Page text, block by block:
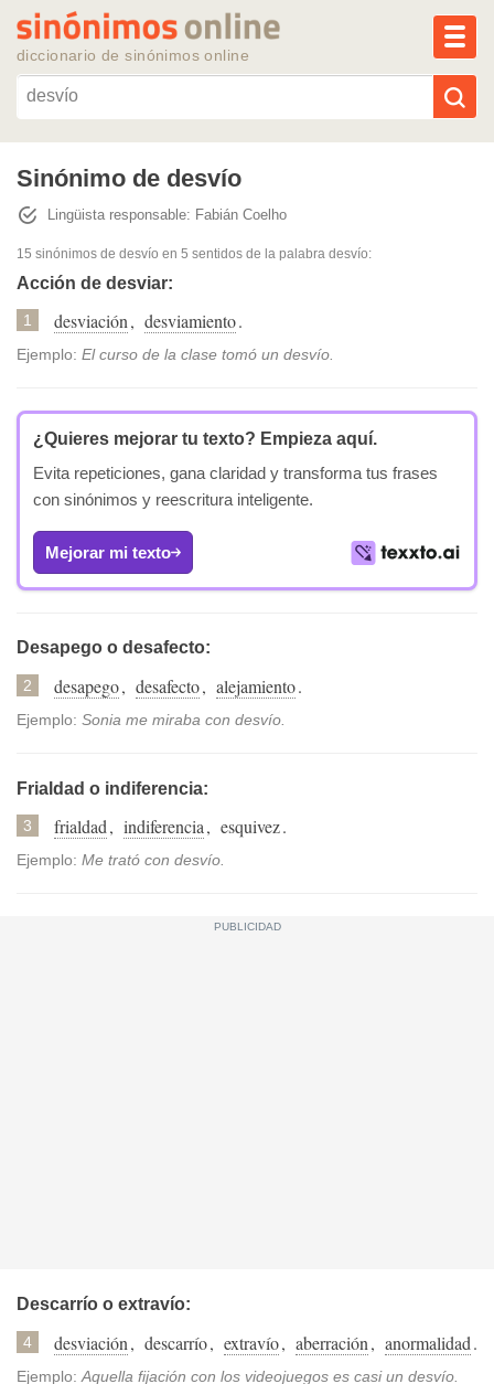
diccionario de sinónimos online
Reescribir texto con IA
Sinónimos populares
Temas recientes
Sinónimo de desvío
Lingüista responsable: Fabián Coelho
15 sinónimos de desvío en 5 sentidos de la palabra desvío:
Acción de desviar:
1 desviación, desviamiento.
Ejemplo: El curso de la clase tomó un desvío.
¿Quieres mejorar tu texto? Empieza aquí.
Evita repeticiones, gana claridad y transforma tus frases
con sinónimos y reescritura inteligente.
Mejorar mi texto
Desapego o desafecto:
2 desapego, desafecto, alejamiento.
Ejemplo: Sonia me miraba con desvío.
Frialdad o indiferencia:
3 frialdad, indiferencia, esquivez.
Ejemplo: Me trató con desvío.
Descarrío o extravío:
4 desviación, descarrío, extravío, aberración, anormalidad.
Ejemplo: Aquella fijación con los videojuegos es casi un desvío.